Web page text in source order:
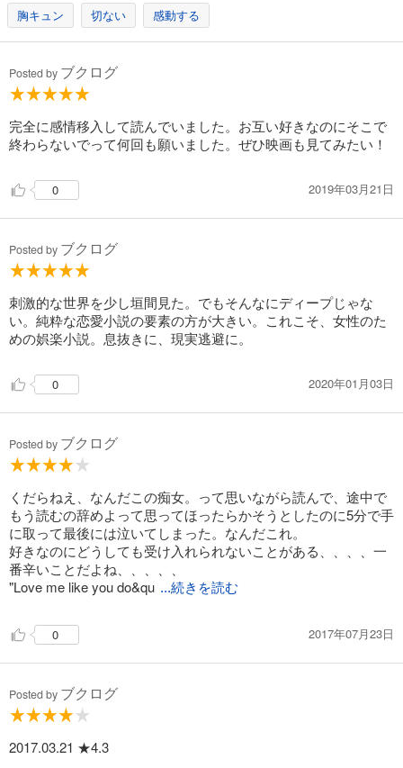
胸キュン 切ない 感動する
Posted by ブクログ
完全に感情移入して読んでいました。お互い好きなのにそこで
終わらないでって何回も願いました。ぜひ映画も見てみたい！
0 2019年03月21日
Posted by ブクログ
刺激的な世界を少し垣間見た。でもそんなにディープじゃな
い。純粋な恋愛小説の要素の方が大きい。これこそ、女性のた
めの娯楽小説。息抜きに、現実逃避に。
0 2020年01月03日
Posted by ブクログ
くだらねえ、なんだこの痴女。って思いながら読んで、途中で
もう読むの辞めよって思ってほったらかそうとしたのに5分で手
に取って最後には泣いてしまった。なんだこれ。
好きなのにどうしても受け入れられないことがある、、、、一
番辛いことだよね、、、、、
"Love me like you do&qu ...続きを読む
0 2017年07月23日
Posted by ブクログ
2017.03.21 ★4.3